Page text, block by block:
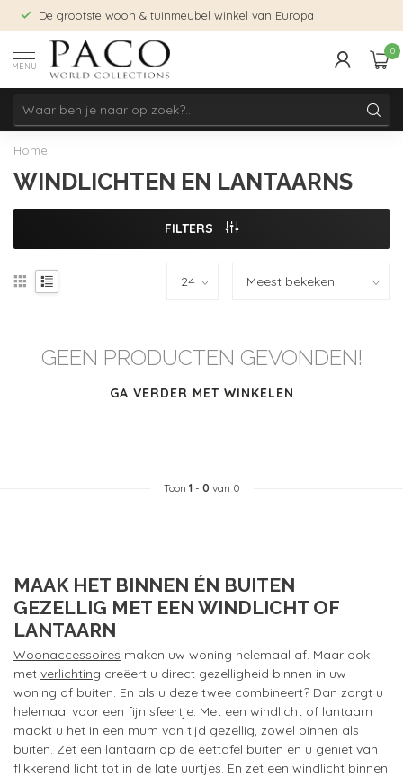
De grootste woon & tuinmeubel winkel van Europa
MENU
0
Home
WINDLICHTEN EN LANTAARNS
FILTERS
GEEN PRODUCTEN GEVONDEN!
GA VERDER MET WINKELEN
Toon 1- 0 van 0
MAAK HET BINNEN ÉN BUITEN
GEZELLIG MET EEN WINDLICHT OF
LANTAARN
Woonaccessoires maken uw woning helemaal af. Maar ook
met verlichting creëert u direct gezelligheid binnen in uw
woning of buiten. En als u deze twee combineert? Dan zorgt u
helemaal voor een fijn sfeertje. Met een windlicht of lantaarn
maakt u het in een mum van tijd gezellig, zowel binnen als
buiten. Zet een lantaarn op de eettafel buiten en u geniet van
flikkerend licht tot in de late uurtjes. En zet een windlicht binnen